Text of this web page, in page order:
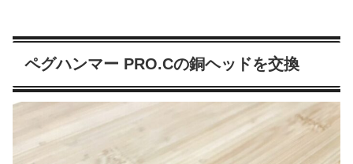
ペグハンマー PRO.Cの銅ヘッドを交換